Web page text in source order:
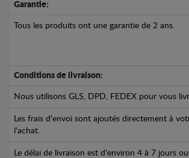
Garantie:
Tous les produits ont une garantie de 2 ans.
Conditions de livraison:
Nous utilisons GLS, DPD, FEDEX pour vous
Les frais d'envoi sont ajoutés directement à
l'achat.
Le délai de livraison est d'environ 4 à 7 jours